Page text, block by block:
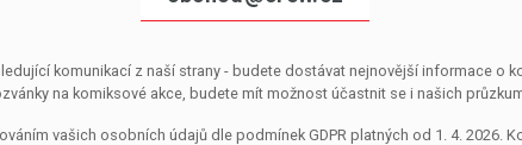
komunikací z naší strany - budete dostávat nejnovější informace o
na komiksové akce, budete mít možnost účastnit se i našich
vašich osobních údajů dle podmínek GDPR platných od 1. 4. 2026.